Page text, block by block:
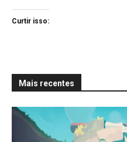
Curtir isso:
Mais recentes